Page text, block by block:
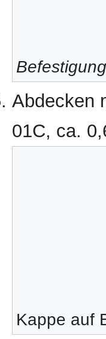
Abdecken
01C, ca.
Kappe auf